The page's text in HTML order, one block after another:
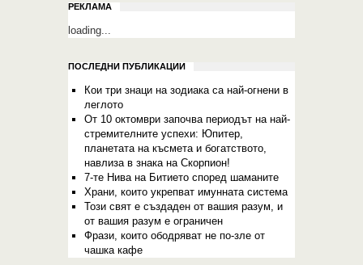
РЕКЛАМА
loading...
ПОСЛЕДНИ ПУБЛИКАЦИИ
Кои три знаци на зодиака са най-огнени в
леглото
От 10 октомври започва периодът на най-
стремителните успехи: Юпитер,
планетата на късмета и богатството,
навлиза в знака на Скорпион!
7-те Нива на Битието според шаманите
Храни, които укрепват имунната система
Този свят е създаден от вашия разум, и
от вашия разум е ограничен
Фрази, които ободряват не по-зле от
чашка кафе